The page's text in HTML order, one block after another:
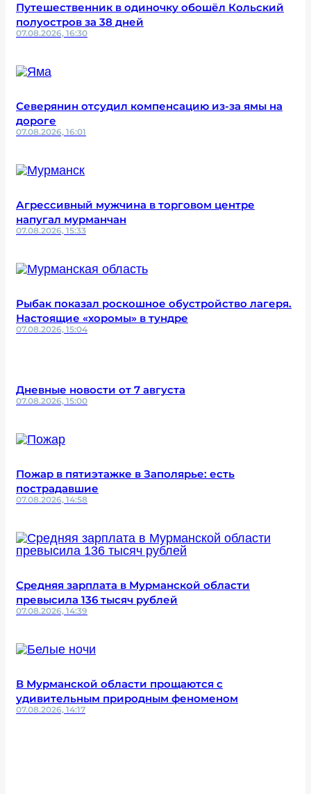
Путешественник в одиночку обошёл Кольский
полуостров за 38 дней
07.08.2026, 16:30
Северянин отсудил компенсацию из-за ямы на
дороге
07.08.2026, 16:01
Агрессивный мужчина в торговом центре
напугал мурманчан
07.08.2026, 15:33
Рыбак показал роскошное обустройство лагеря.
Настоящие «хоромы» в тундре
07.08.2026, 15:04
Дневные новости от 7 августа
07.08.2026, 15:00
Пожар в пятиэтажке в Заполярье: есть
пострадавшие
07.08.2026, 14:58
Средняя зарплата в Мурманской области
превысила 136 тысяч рублей
07.08.2026, 14:39
В Мурманской области прощаются с
удивительным природным феноменом
07.08.2026, 14:17